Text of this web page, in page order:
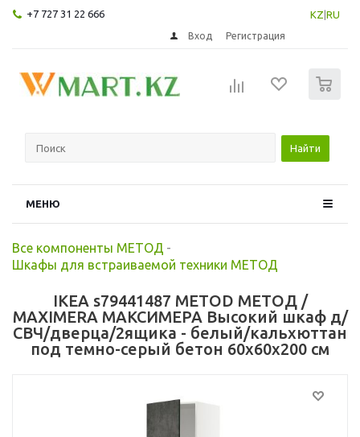
+7 727 31 22 666 KZ RU
Вход Регистрация
Найти
МЕНЮ
Все компоненты МЕТОД -
Шкафы для встраиваемой техники МЕТОД
IKEA s79441487 METOD МЕТОД /
MAXIMERA МАКСИМЕРА Высокий шкаф д/
СВЧ/дверца/2ящика - белый/кальхюттан
под темно-серый бетон 60x60x200 см